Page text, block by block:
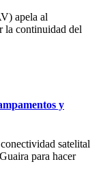
apela al
la continuidad del
y
satelital
para hacer